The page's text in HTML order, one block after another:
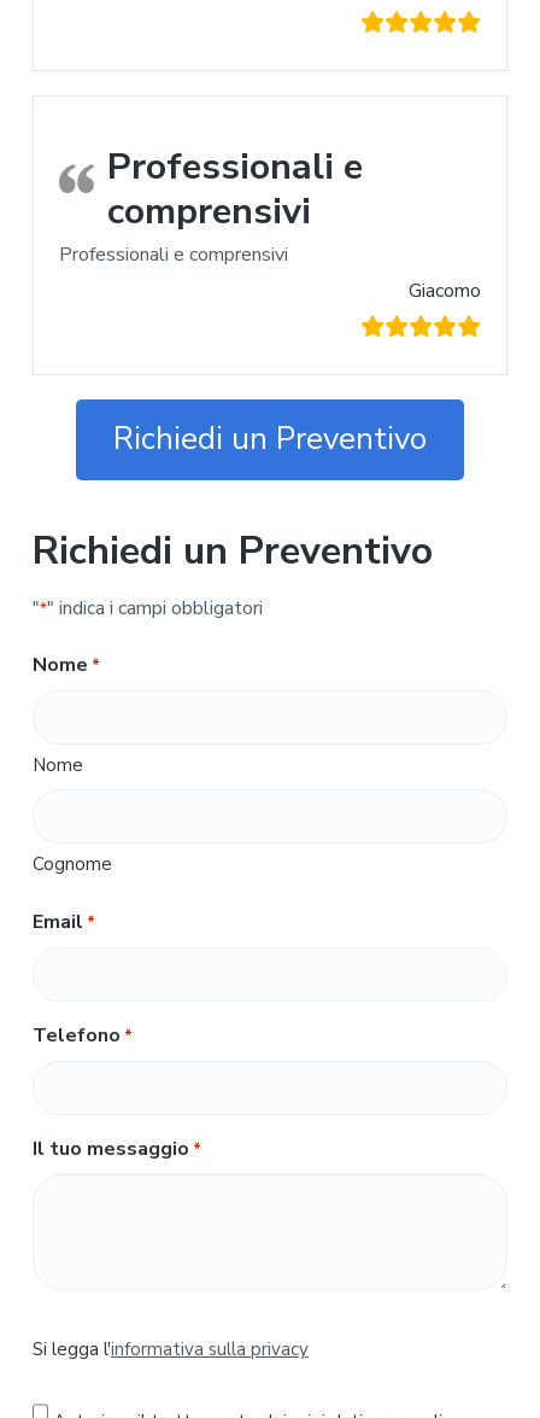
Professionali e
comprensivi
Professionali e comprensivi
Giacomo
Richiedi un Preventivo
Richiedi un Preventivo
"*" indica i campi obbligatori
Nome *
Nome
Cognome
Email *
Telefono *
Il tuo messaggio *
iSi legga l'informativa sulla privacy